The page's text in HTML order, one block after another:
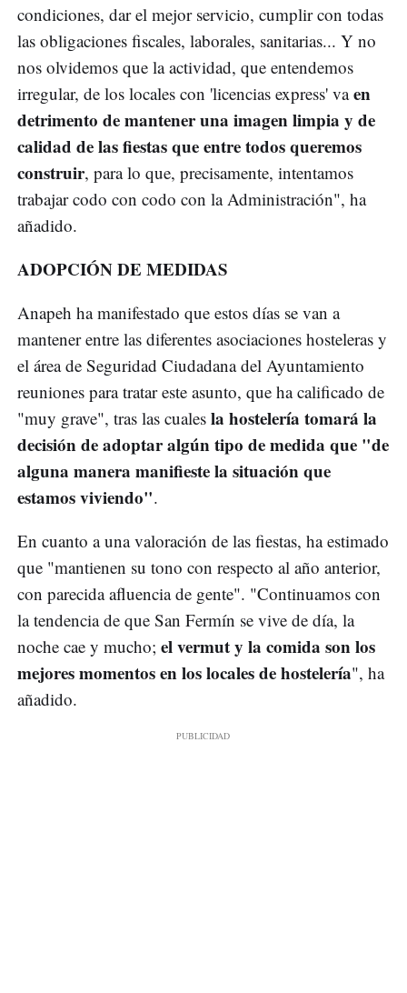
condiciones, dar el mejor servicio, cumplir con todas
las obligaciones fiscales, laborales, sanitarias... Y no
nos olvidemos que la actividad, que entendemos
irregular, de los locales con 'licencias express' vaen
detrimento de mantener una imagen limpia y de
calidad de las fiestas que entre todos queremos
construir, para lo que, precisamente, intentamos
trabajar codo con codo con la Administración", ha
añadido.
ADOPCIÓN DE MEDIDAS
Anapeh ha manifestado que estos días se van a
mantener entre las diferentes asociaciones hosteleras y
el área de Seguridad Ciudadana del Ayuntamiento
reuniones para tratar este asunto, que ha calificado de
"muy grave", tras las cuales la hostelería tomará la
decisión de adoptar algún tipo de medida que "de
alguna manera manifieste la situación que
estamos viviendo".
En cuanto a una valoración de las fiestas, ha estimado
que "mantienen su tono con respecto al año anterior,
con parecida afluencia de gente". "Continuamos con
la tendencia de que San Fermín se vive de día, la
noche cae y mucho; el vermut y la comida son los
mejores momentos en los locales de hostelería", ha
añadido.